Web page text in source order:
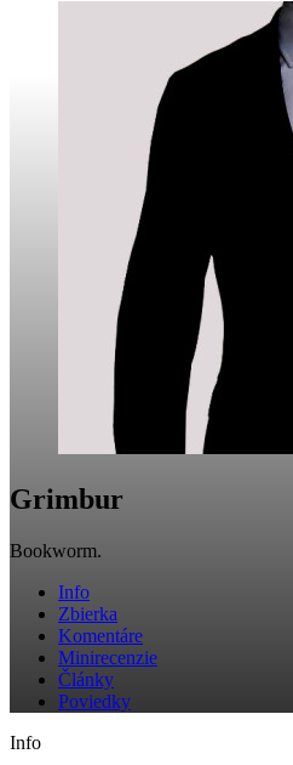
Grimbur
Bookworm.
Info
Zbierka
Komentáre
Minirecenzie
Články
Poviedky
Info